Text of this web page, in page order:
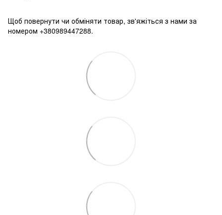
Щоб повернути чи обміняти товар, зв'яжіться з нами за
номером +380989447288.